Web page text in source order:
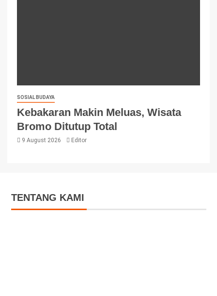
SOSIAL BUDAYA
Kebakaran Makin Meluas, Wisata
Bromo Ditutup Total
9 August 2026 Editor
TENTANG KAMI